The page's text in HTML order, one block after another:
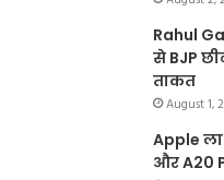
Rahul
से BJP
ताकत
August 1,
Apple
और A20